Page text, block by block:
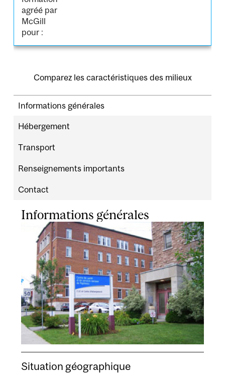
agréé par
McGill
pour :
Comparez les caractéristiques des milieux
Informations générales
Hébergement
Transport
Renseignements importants
Contact
Informations générales
Situation géographique